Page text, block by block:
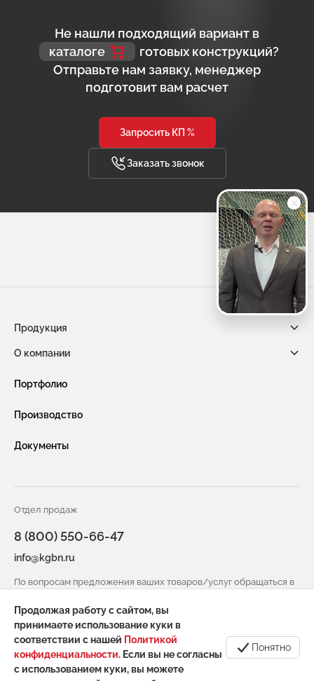
Не нашли подходящий вариант в
каталоге
готовых конструкций?
Отправьте нам заявку, менеджер
подготовит вам расчет
Запросить КП %
Заказать звонок
Отдел продаж
8 (800) 550-66-47
info@kgbn.ru
По вопросам предложения ваших товаров/услуг обращаться в
spicin@kgbn.ru
Продукция
Габионы из сетки двойного кручения
Габионы насыпного типа ГНТ
Защитная сетка и конструкции от БПЛА
Габионы из сварной сетки (сварные габионы)
Сетка двойного кручения для габионов
Сетка сварная оцинкованная в картах
Геоматы РЕКОН-М
О компании
Новости компании
Видео
Услуги
Контакты
Информация для покупателя
Портфолио
Производство
Документы
Продолжая работу с сайтом, вы
принимаете использование куки в
соответствии с нашей Политикой
конфиденциальности. Если вы не согласны
с использованием куки, вы можете
Понятно